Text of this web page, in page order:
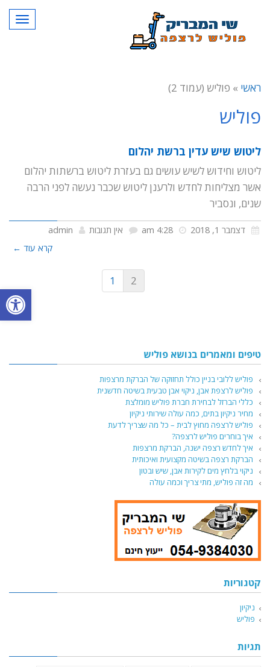
פתח
ראשי » פוליש (עמוד 2)
פוליש
ליטוש שיש עדין ברשת יהלום
ליטוש וחידוש לשיש עושים גם בעזרת ליטוש ברשתות יהלום
אשר מצליחות לחדש ולרענן ליטוש שכבר נעשה לפני הרבה
שנים, ונסביר
דצמבר 1, 2018 אין תגובות
admin
קרא עוד ←
1 2
טיפים ומאמרים בנושא פוליש
פוליש ללובי בניין כולל תחזוקה של הברקת מרצפות
פוליש לרצפת אבן, ניקוי אבן טבעית בשיטה חדשנית
כללי הברזל לבחירת חברת פוליש מומלצת
מחיר ניקיון בתים, כמה עולה שירותי ניקיון
פוליש לרצפה מחוץ לבית – כל מה שצריך לדעת
איך בוחרים פוליש לרצפה?
איך לחדש רצפה ישנה, הברקת מרצפות
הברקת רצפה בשיטה מקצועית ואיכותית
ניקוי בלחץ מים לקירות אבן, שיש ובטון
מה זה פוליש, מתי צריך וכמה עולה
קטגוריות
ניקיון
פוליש
תגיות